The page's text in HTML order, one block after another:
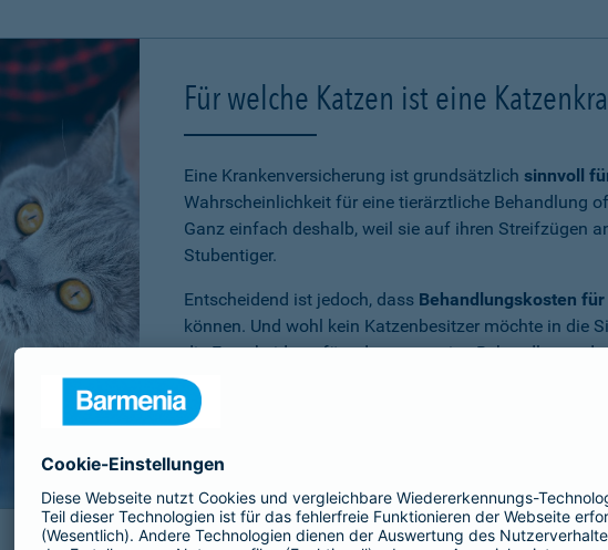
Für welche Katzen ist eine
Eine Krankenversicherung ist grundsätzlich sinnvoll
Wahrscheinlichkeit für eine tierärztliche Behandlung
Ganz einfach deshalb, weil sie auf ihren Streifzügen
Stubentiger.
Entscheidend ist jedoch, dass Behandlungskosten
können. Und wohl kein Katzenbesitzer möchte in die
die Entscheidung für oder gegen eine Behandlung
müssen.
Benötigen Sie weitere Informationen zu dieser und